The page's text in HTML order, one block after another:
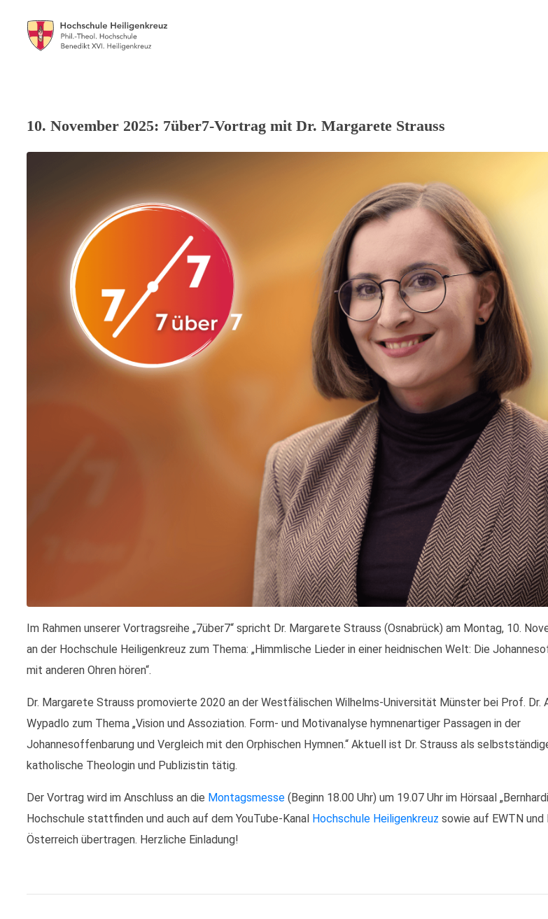
10. November 2025: 7über7-Vortrag mit Dr. Margarete Strauss
Im Rahmen unserer Vortragsreihe „7über7“ spricht Dr. Margarete Strauss (Osnabrück) am Montag, 10.
an der Hochschule Heiligenkreuz zum Thema: „Himmlische Lieder in einer heidnischen Welt: Die
mit anderen Ohren hören“.
Dr. Margarete Strauss promovierte 2020 an der Westfälischen Wilhelms-Universität Münster bei Prof. Dr.
Wypadlo zum Thema „Vision und Assoziation. Form- und Motivanalyse hymnenartiger Passagen in der
Johannesoffenbarung und Vergleich mit den Orphischen Hymnen.“ Aktuell ist Dr. Strauss als
katholische Theologin und Publizistin tätig.
Der Vortrag wird im Anschluss an die Montagsmesse (Beginn 18.00 Uhr) um 19.07 Uhr im Hörsaal
Hochschule stattfinden und auch auf dem YouTube-Kanal Hochschule Heiligenkreuz sowie auf EWTN und
Österreich übertragen. Herzliche Einladung!